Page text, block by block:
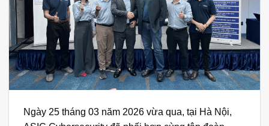
Ngày 25 tháng 03 năm 2026 vừa qua, tại Hà Nội,